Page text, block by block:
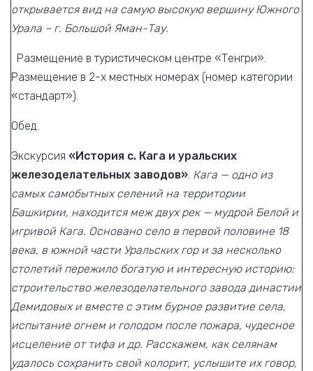
открывается вид на самую высокую вершину Южного
Урала – г. Большой Яман-Тау.
Размещение в туристическом центре «Тенгри».
Размещение в 2-х местных номерах (номер категории
«стандарт»).
Обед.
Экскурсия «История с. Кага и уральских
железоделательных заводов». Кага — одно из
самых самобытных селений на территории
Башкирии, находится меж двух рек — мудрой Белой и
игривой Кага. Основано село в первой половине 18
века, в южной части Уральских гор и за несколько
столетий пережило богатую и интересную историю:
строительство железоделательного завода династии
Демидовых и вместе с этим бурное развитие села,
испытание огнем и голодом после пожара, чудесное
исцеление от тифа и др. Расскажем, как селянам
удалось сохранить свой колорит, услышите их говор,